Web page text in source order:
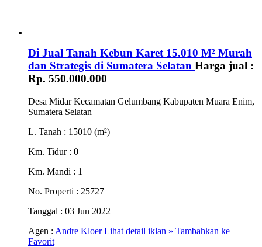
Di Jual Tanah Kebun Karet 15.010 M² Murah
dan Strategis di Sumatera Selatan Harga jual :
Rp. 550.000.000
Desa Midar Kecamatan Gelumbang Kabupaten Muara Enim,
Sumatera Selatan
L. Tanah : 15010 (m²)
Km. Tidur : 0
Km. Mandi : 1
No. Properti : 25727
Tanggal : 03 Jun 2022
Agen : Andre KloerLihat detail iklan » Tambahkan ke
Favorit